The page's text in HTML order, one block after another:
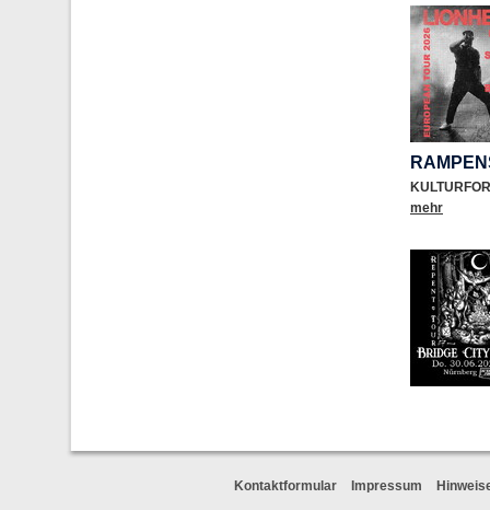
mehr
Kontaktformular Impressum